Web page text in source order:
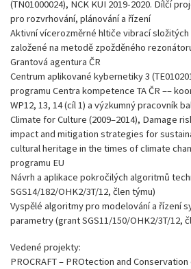
(TN01000024), NCK KUI 2019-2020. Dílčí
pro rozvrhování, plánování a řízení
Aktivní vícerozměrné hltiče vibrací
založené na metodě zpožděného
Grantová agentura ČR
Centrum aplikované kybernetiky 3
programu Centra kompetence TA ČR ––
WP12, 13, 14 (cíl 1) a výzkumný pracovník
Climate for Culture (2009–2014), Damage
impact and mitigation strategies for
cultural heritage in the times of climate
programu EU
Návrh a aplikace pokročilých algoritmů
SGS14/182/OHK2/3T/12, člen týmu)
Vyspělé algoritmy pro modelování a řízení
parametry (grant SGS11/150/OHK2/3T/12,
Vedené projekty:
PROCRAFT – PROtection and